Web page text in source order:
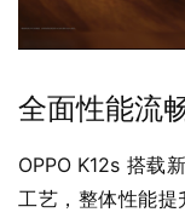
全面性能流
OPPO K12s 搭载
工艺，整体性能